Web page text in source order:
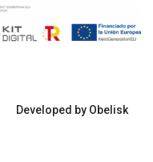
Developed by Obelisk